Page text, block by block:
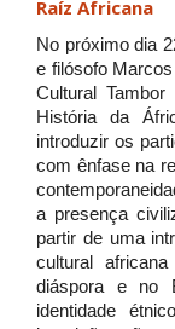
Raíz Africana
No próximo dia
e filósofo
Cultural
História da
introduzir os
com ênfase na
a presença
partir de uma
cultural
diáspora e no
identidade